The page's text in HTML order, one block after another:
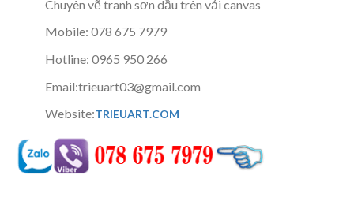
Chuyên vẽ tranh sơn dầu trên vải canvas
Mobile: 078 675 7979
Hotline: 0965 950 266
Email:trieuart03@gmail.com
Website:TRIEUART.COM